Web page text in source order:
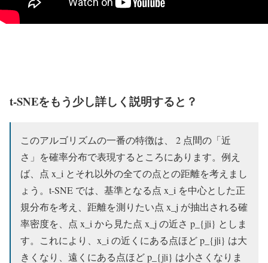
t-SNEをもう少し詳しく説明すると？
このアルゴリズムの一番の特徴は、 2 点間の「近
さ」を確率分布で表現するところにあります。例え
ば、点 x_i とそれ以外の全ての点との距離を考えまし
ょう。t-SNE では、基準となる点 x_i を中心とした正
規分布を考え、距離を測りたい点 x_j が抽出される確
率密度を、点 x_i から見た点 x_j の近さ p_{j|i} としま
す。これにより、x_i の近くにある点ほど p_{j|i} は大
きくなり、遠くにある点ほど p_{j|i} は小さくなりま